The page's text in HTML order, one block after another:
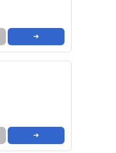
➜
➜